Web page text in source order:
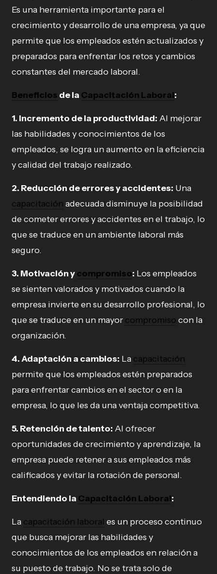
Es una herramienta importante para el
crecimiento y desarrollo de una empresa, ya que
permite que los empleados estén actualizados y
preparados para enfrentar los retos y cambios
constantes del mercado laboral.
Beneficios de la Capacitación Laboral:
1. Incremento de la productividad: Al mejorar
las habilidades y conocimientos de los
empleados, se logra un aumento en la eficiencia
y calidad del trabajo realizado.
2. Reducción de errores y accidentes: Una
capacitación adecuada disminuye la posibilidad
de cometer errores y accidentes en el trabajo, lo
que se traduce en un ambiente laboral más
seguro.
3. Motivación ycompromiso: Los empleados
se sienten valorados y motivados cuando la
empresa invierte en su desarrollo profesional, lo
que se traduce en un mayor compromiso con la
organización.
4. Adaptación a cambios: La capacitación
permite que los empleados estén preparados
para enfrentar cambios en el sector o en la
empresa, lo que les da una ventaja competitiva.
5. Retención de talento: Al ofrecer
oportunidades de crecimiento y aprendizaje, la
empresa puede retener a sus empleados más
calificados y evitar la rotación de personal.
Entendiendo la Capacitación Laboral:
La capacitación laboral es un proceso continuo
que busca mejorar las habilidades y
conocimientos de los empleados en relación a
su puesto de trabajo. No se trata solo de